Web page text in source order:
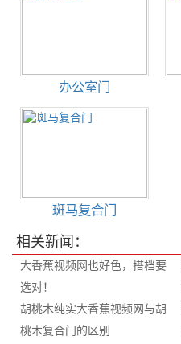
办公室门
斑马复合门
相关新闻：
大香蕉视频网也好色，搭档要
选对！
胡桃木纯实大香蕉视频网与胡
桃木复合门的区别